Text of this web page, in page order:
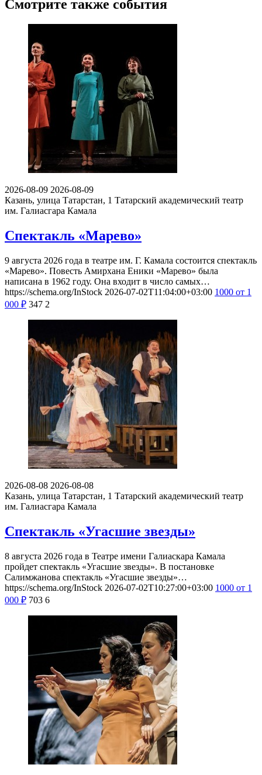
Смотрите также события
2026-08-09 2026-08-09
Казань, улица Татарстан, 1 Татарский академический театр
им. Галиасгара Камала
Спектакль «Марево»
9 августа 2026 года в театре им. Г. Камала состоится спектакль
«Марево». Повесть Амирхана Еники «Марево» была
написана в 1962 году. Она входит в число самых…
https://schema.org/InStock 2026-07-02T11:04:00+03:00 1000 от 1
000 ₽ 347 2
2026-08-08 2026-08-08
Казань, улица Татарстан, 1 Татарский академический театр
им. Галиасгара Камала
Спектакль «Угасшие звезды»
8 августа 2026 года в Театре имени Галиаскара Камала
пройдет спектакль «Угасшие звезды». В постановке
Салимжанова спектакль «Угасшие звезды»…
https://schema.org/InStock 2026-07-02T10:27:00+03:00 1000 от 1
000 ₽ 703 6